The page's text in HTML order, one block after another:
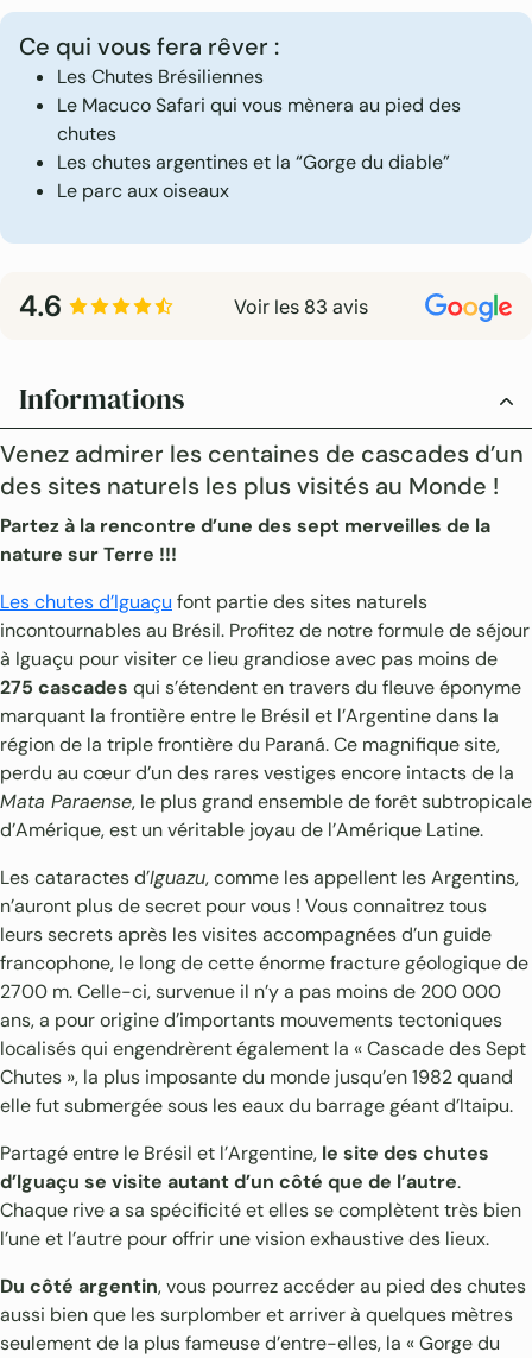
Ce qui vous fera rêver :
Les Chutes Brésiliennes
Le Macuco Safari qui vous mènera au pied des
chutes
Les chutes argentines et la “Gorge du diable”
Le parc aux oiseaux
4.6 Voir les 83 avis
Informations
Venez admirer les centaines de cascades d’un
des sites naturels les plus visités au Monde !
Partez à la rencontre d’une des sept merveilles de la
nature sur Terre !!!
Les chutes d’Iguaçu font partie des sites naturels
incontournables au Brésil. Profitez de notre formule de séjour
à Iguaçu pour visiter ce lieu grandiose avec pas moins de
275 cascades qui s’étendent en travers du fleuve éponyme
marquant la frontière entre le Brésil et l’Argentine dans la
région de la triple frontière du Paraná. Ce magnifique site,
perdu au cœur d’un des rares vestiges encore intacts de la
Mata Paraense, le plus grand ensemble de forêt subtropicale
d’Amérique, est un véritable joyau de l’Amérique Latine.
Les cataractes d’Iguazu, comme les appellent les Argentins,
n’auront plus de secret pour vous ! Vous connaitrez tous
leurs secrets après les visites accompagnées d’un guide
francophone, le long de cette énorme fracture géologique de
2700 m. Celle-ci, survenue il n’y a pas moins de 200 000
ans, a pour origine d’importants mouvements tectoniques
localisés qui engendrèrent également la « Cascade des Sept
Chutes », la plus imposante du monde jusqu’en 1982 quand
elle fut submergée sous les eaux du barrage géant d’Itaipu.
Partagé entre le Brésil et l’Argentine, le site des chutes
d’Iguaçu se visite autant d’un côté que de l’autre.
Chaque rive a sa spécificité et elles se complètent très bien
l’une et l’autre pour offrir une vision exhaustive des lieux.
Du côté argentin, vous pourrez accéder au pied des chutes
aussi bien que les surplomber et arriver à quelques mètres
seulement de la plus fameuse d’entre-elles, la « Gorge du